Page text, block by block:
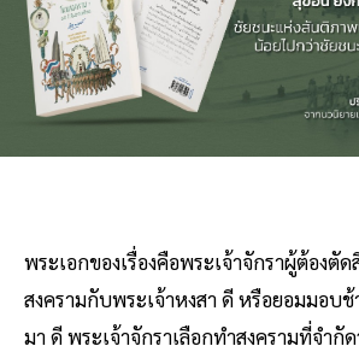
พระเอกของเรื่องคือพระเจ้าจักราผู้ต้องตั
สงครามกับพระเจ้าหงสา ดี หรือยอมมอบ
มา ดี พระเจ้าจักราเลือกทำสงครามที่จำกั